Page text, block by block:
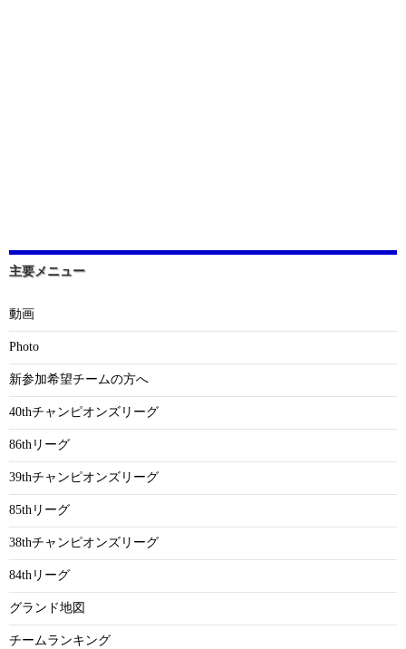
主要メニュー
動画
Photo
新参加希望チームの方へ
40thチャンピオンズリーグ
86thリーグ
39thチャンピオンズリーグ
85thリーグ
38thチャンピオンズリーグ
84thリーグ
グランド地図
チームランキング